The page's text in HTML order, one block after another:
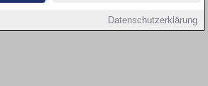
Datenschutzerklärung